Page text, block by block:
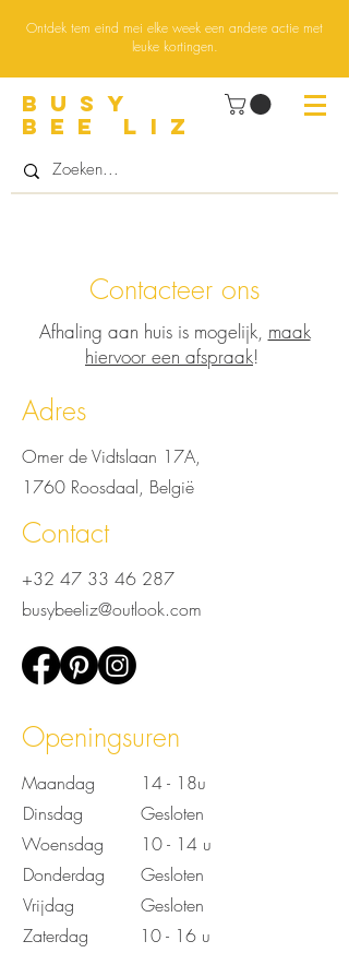
Ontdek tem eind mei elke week een andere actie met
leuke kortingen.
BUsY
BEE LIZ
Contacteer ons
Afhaling aan huis is mogelijk, maak
hiervoor een afspraak!
Adres
Omer de Vidtslaan 17A,
1760 Roosdaal, België
Contact
+32 47 33 46 287
busybeeliz@outlook.com
Openingsuren
Maandag
14 - 18u
Dinsdag
Gesloten
Woensdag
10 - 14 u
Donderdag
Gesloten
Vrijdag
Gesloten
Zaterdag
10 - 16 u